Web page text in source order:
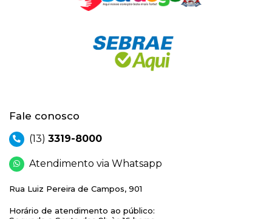
Fale conosco
(13) 3319-8000
Atendimento via Whatsapp
Rua Luiz Pereira de Campos, 901
Horário de atendimento ao público: